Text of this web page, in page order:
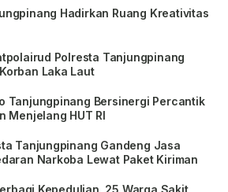
Hadirkan Ruang Kreativitas
Polresta Tanjungpinang
Laka Laut
Tanjungpinang Bersinergi Percantik
Menjelang HUT RI
Tanjungpinang Gandeng Jasa
Narkoba Lewat Paket Kiriman
Kepedulian, 25 Warga Sakit